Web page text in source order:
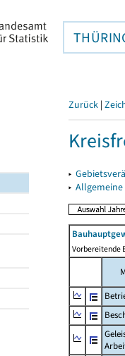
Zurück |
▸
▸
Vorbereitende